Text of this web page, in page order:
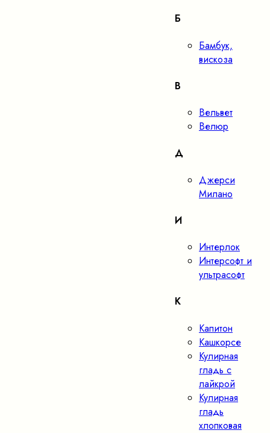
Б
Бамбук,
вискоза
В
Вельвет
Велюр
Д
Джерси
Милано
И
Интерлок
Интерсофт и
ультрасофт
К
Капитон
Кашкорсе
Кулирная
гладь с
лайкрой
Кулирная
гладь
хлопковая